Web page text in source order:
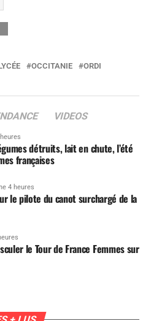
OCCITANIE
ORDI
VIDEOS
détruits, lait en chute, l’été
françaises
4 heures
le pilote du canot surchargé de la
le Tour de France Femmes sur